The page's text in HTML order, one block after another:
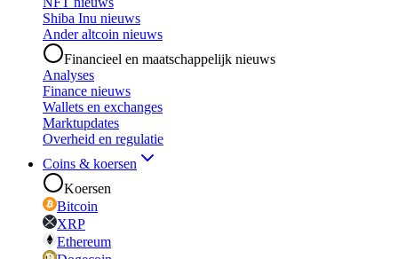
Shiba Inu nieuws
Ander altcoin nieuws
Financieel en maatschappelijk nieuws
Analyses
Finance nieuws
Wallets en exchanges
Marktupdates
Overheid en regulatie
Coins & koersen
Koersen
Bitcoin
XRP
Ethereum